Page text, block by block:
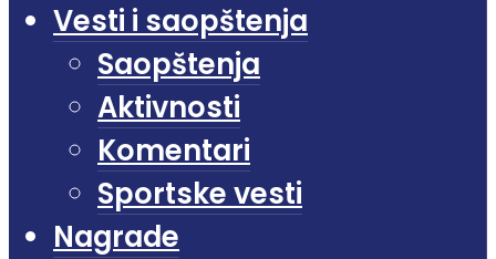
Vesti i saopštenja
Saopštenja
Aktivnosti
Komentari
Sportske vesti
Nagrade